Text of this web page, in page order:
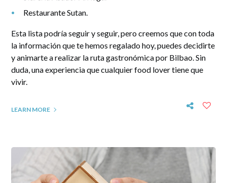
Restaurante Sutan.
Esta lista podría seguir y seguir, pero creemos que con toda
la información que te hemos regalado hoy, puedes decidirte
y animarte a realizar la ruta gastronómica por Bilbao. Sin
duda, una experiencia que cualquier food lover tiene que
vivir.
LEARN MORE